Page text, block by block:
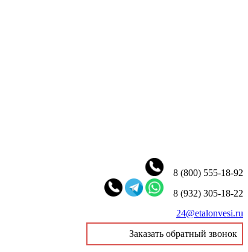
8 (800) 555-18-92
8 (932) 305-18-22
24@etalonvesi.ru
Заказать обратный звонок